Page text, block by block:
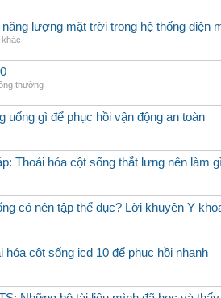
năng lượng mặt trời trong hệ thống điện
khác
thường
uống gì để phục hồi vận động an toàn
Thoái hóa cột sống thắt lưng nên làm
có nên tập thể dục? Lời khuyên Y
hóa cột sống icd 10 để phục hồi nhanh